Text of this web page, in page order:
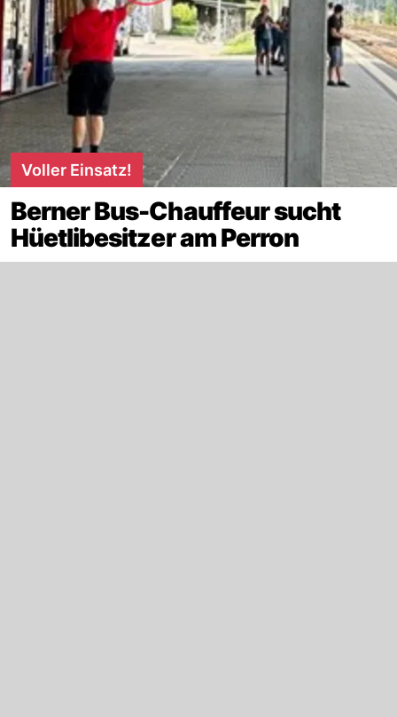
Voller Einsatz!
Berner Bus-Chauffeur sucht
Hüetlibesitzer am Perron